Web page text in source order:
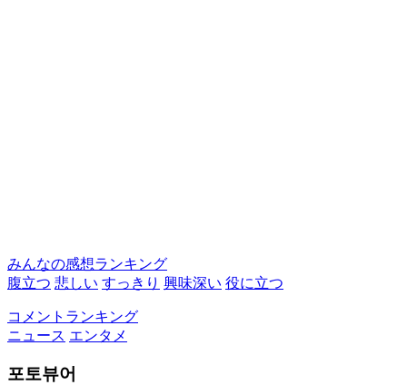
みんなの感想ランキング
腹立つ 悲しい すっきり 興味深い 役に立つ
コメントランキング
ニュース エンタメ
포토뷰어